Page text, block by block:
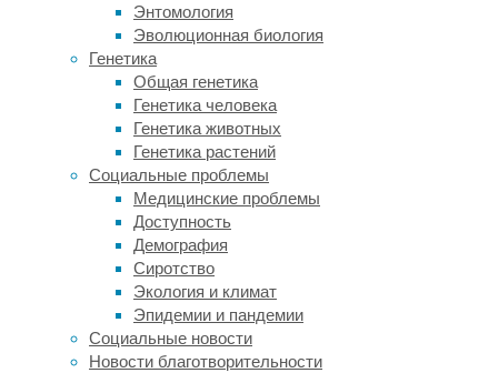
Энтомология
Эволюционная биология
Генетика
Общая генетика
Генетика человека
Генетика животных
Генетика растений
Социальные проблемы
Медицинские проблемы
Доступность
Демография
Сиротство
Экология и климат
Эпидемии и пандемии
Социальные новости
Новости благотворительности
заправляемые
электронные
сигареты
прошлых
поколений.
Теперь
выясняется,
что
наряду
жидкостью
нагревательным
элементом
угроза